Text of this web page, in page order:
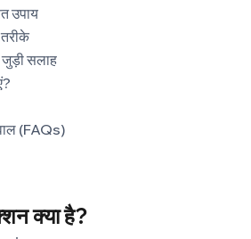
उपाय
सलाह
(FAQs)
क्या है?